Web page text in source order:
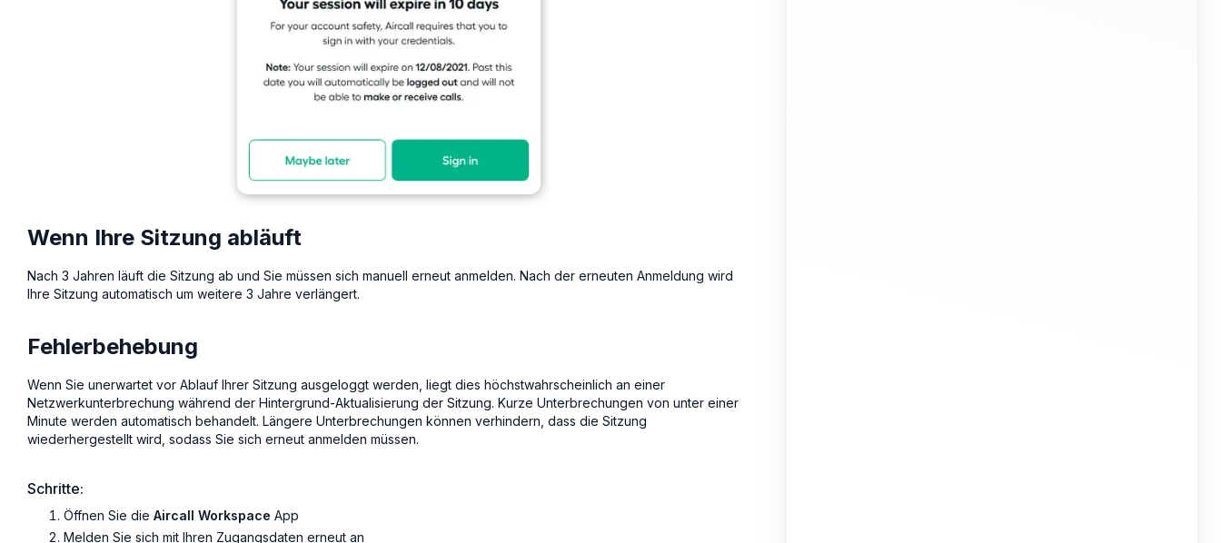
Wenn Ihre Sitzung abläuft
Nach 3 Jahren läuft die Sitzung ab und Sie müssen sich manuell erneut anmelden. Nach der erneuten Anmeldung wird
Ihre Sitzung automatisch um weitere 3 Jahre verlängert.
Fehlerbehebung
Wenn Sie unerwartet vor Ablauf Ihrer Sitzung ausgeloggt werden, liegt dies höchstwahrscheinlich an einer
Netzwerkunterbrechung während der Hintergrund-Aktualisierung der Sitzung. Kurze Unterbrechungen von unter einer
Minute werden automatisch behandelt. Längere Unterbrechungen können verhindern, dass die Sitzung
wiederhergestellt wird, sodass Sie sich erneut anmelden müssen.
Schritte:
Öffnen Sie die Aircall Workspace App
Melden Sie sich mit Ihren Zugangsdaten erneut an